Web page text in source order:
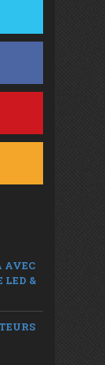
AVEC
LED &